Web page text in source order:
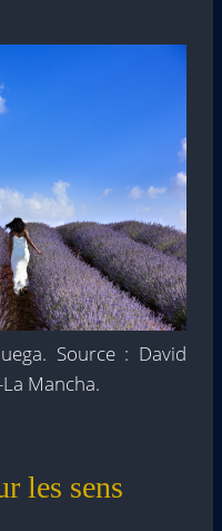
Source : David
Mancha.
les sens